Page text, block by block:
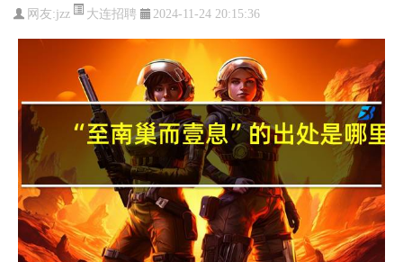
网友:jzz 大连招聘 2024-11-24 20:15:36